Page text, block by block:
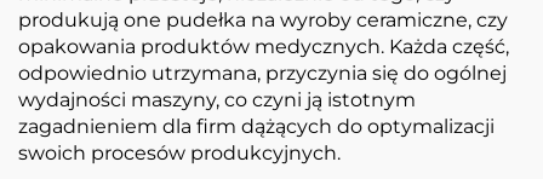
produkują one pudełka na wyroby ceramiczne, czy
opakowania produktów medycznych. Każda część,
odpowiednio utrzymana, przyczynia się do ogólnej
wydajności maszyny, co czyni ją istotnym
zagadnieniem dla firm dążących do optymalizacji
swoich procesów produkcyjnych.